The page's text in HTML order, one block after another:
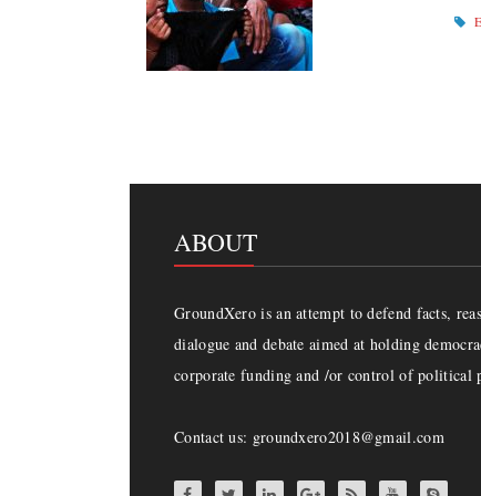
ABOUT
GroundXero is an attempt to defend facts,
dialogue and debate aimed at holding
corporate funding and /or control of political
Contact us: groundxero2018@gmail.com